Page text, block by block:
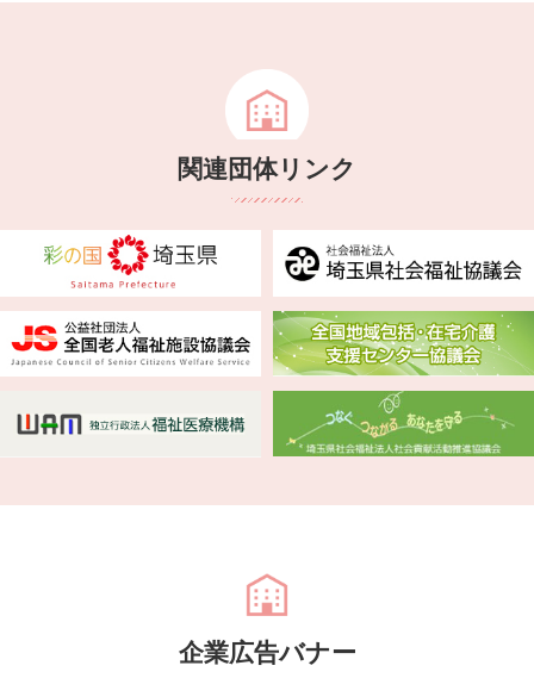
関連団体リンク
企業広告バナー